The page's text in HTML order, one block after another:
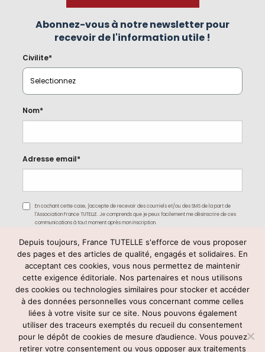
Abonnez-vous à notre newsletter pour
recevoir de l'information utile !
Civilite*
Nom*
Adresse email*
En cochant cette case, j'accepte de recevoir des courriels et/ou des SMS de la part de
l'Association France TUTELLE. Je comprends que je peux facilement me désinscrire de ces
communications à tout moment après mon inscription.
Rejoignez-nous
Depuis toujours, France TUTELLE s'efforce de vous proposer
des pages et des articles de qualité, engagés et solidaires. En
acceptant ces cookies, vous nous permettez de maintenir
cette exigence éditoriale. Nos partenaires et nous utilisons
des cookies ou technologies similaires pour stocker et accéder
à des données personnelles vous concernant comme celles
liées à votre visite sur ce site. Nous pouvons également
utiliser des traceurs exemptés du recueil du consentement
pour le dépôt de cookies de mesure d’audience. Vous pouvez
retirer votre consentement ou vous opposer aux traitements